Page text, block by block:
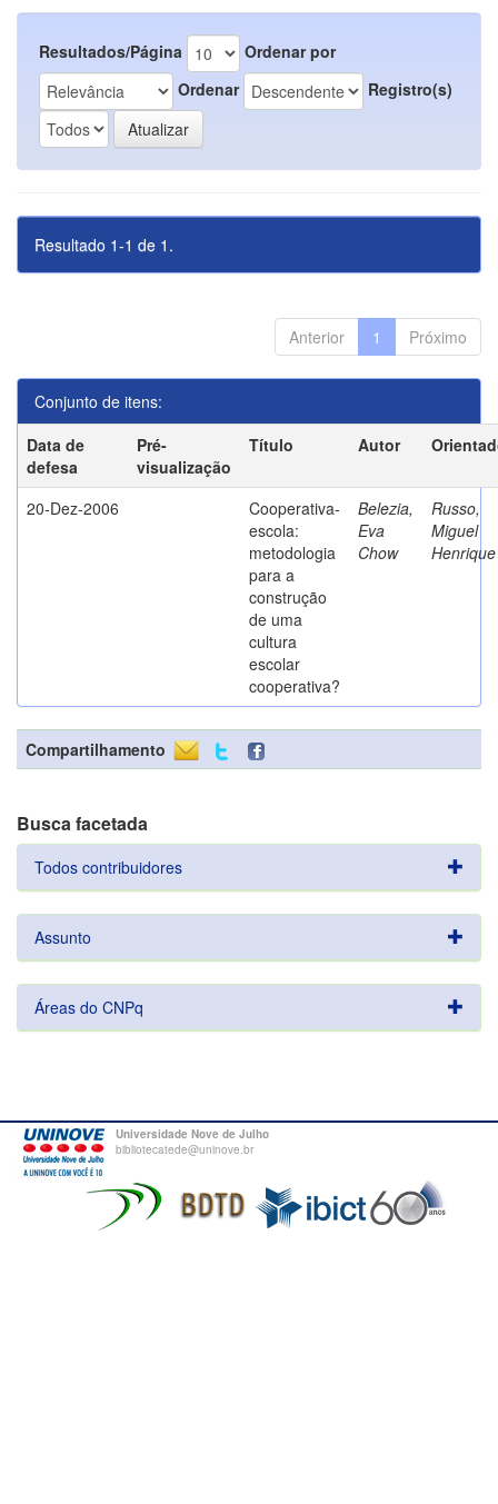
Resultados/Página
Ordenar por
Ordenar
Registro(s)
Resultado 1-1 de 1.
Anterior 1 Próximo
Conjunto de itens:
Data de
defesa
Pré-
visualização
Título Autor
20-Dez-2006
Cooperativa-
escola:
metodologia
para a
construção
de uma
cultura
escolar
cooperativa?
Belezia,
Eva
Chow
Russo,
Miguel
Henrique
Compartilhamento
Busca facetada
Todos contribuidores
Assunto
Áreas do CNPq
Universidade Nove de Julho
bibliotecatede@uninove.br